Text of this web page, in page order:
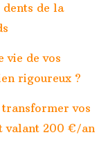
de la
vie de vos
rigoureux ?
vos
valant 200 €/an